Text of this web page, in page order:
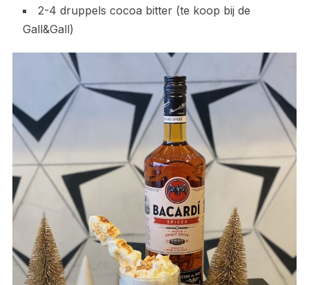
2-4 druppels cocoa bitter (te koop bij de
Gall&Gall)